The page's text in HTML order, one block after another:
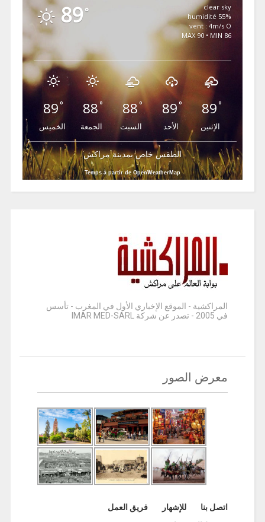
89 °
clear sky
55% humidité
vent : 4m/s O
MAX 90 • MIN 86
89°
الخميس
88°
الجمعة
88°
السبت
89°
الأحد
89°
الإثنين
الطقس خاص بمدينة مراكش
Temps à partir de OpenWeatherMap
المراكشية - الموقع الإخباري الأول في المغرب - تأسس
في 2005 - تصدر عن شركة IMAR MED-SARL
معرض الصور
اتصل بنا للإشهار
فريق العمل